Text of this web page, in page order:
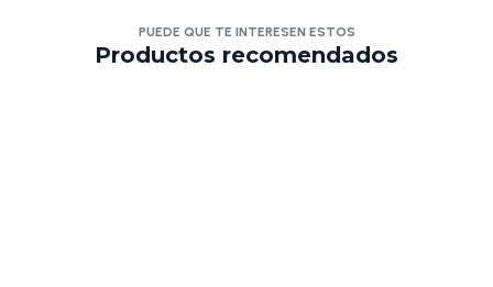
PUEDE QUE TE INTERESEN ESTOS
Productos recomendados